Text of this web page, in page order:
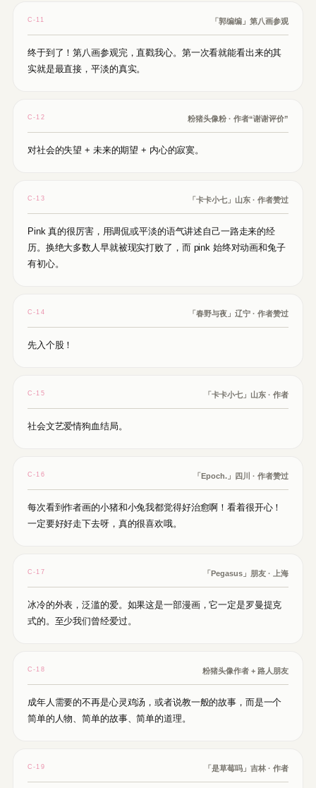
C-11 「郭编编」第八画参观
终于到了！第八画参观完，直戳我心。第一次看就能看出来的其
实就是最直接，平淡的真实。
C-12 粉猪头像粉 · 作者“谢谢评价”
对社会的失望 + 未来的期望 + 内心的寂寞。
C-13 「卡卡小七」山东 · 作者赞过
Pink 真的很厉害，用调侃或平淡的语气讲述自己一路走来的经
历。换绝大多数人早就被现实打败了，而 pink 始终对动画和兔子
有初心。
C-14 「春野与夜」辽宁 · 作者赞过
先入个股！
C-15 「卡卡小七」山东 · 作者
社会文艺爱情狗血结局。
C-16 「Epoch.」四川 · 作者赞过
每次看到作者画的小猪和小兔我都觉得好治愈啊！看着很开心！
一定要好好走下去呀，真的很喜欢哦。
C-17 「Pegasus」朋友 · 上海
冰冷的外表，泛滥的爱。如果这是一部漫画，它一定是罗曼提克
式的。至少我们曾经爱过。
C-18 粉猪头像作者 + 路人朋友
成年人需要的不再是心灵鸡汤，或者说教一般的故事，而是一个
简单的人物、简单的故事、简单的道理。
C-19 「是草莓吗」吉林 · 作者